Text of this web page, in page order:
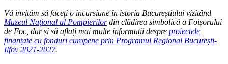
Vă invităm să faceți o incursiune în istoria Bucureștiului vizitând
Muzeul Național al Pompierilordin clădirea simbolică a Foișorului
de Foc, dar și să aflați mai multe informații despre proiectele
finanțate cu fonduri europene prin Programul Regional București-
Ilfov 2021-2027.